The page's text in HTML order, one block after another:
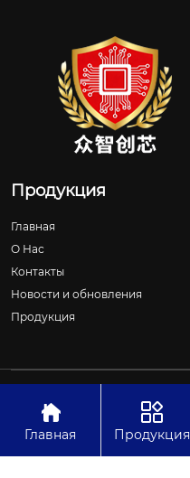
Продукция
Главная
О Нас
Контакты
Новости и обновления
Продукция

Главная

Продукция